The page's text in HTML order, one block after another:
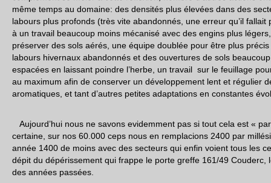
même temps au domaine: des densités plus élevées dans des
labours plus profonds (très vite abandonnés, une erreur qu’il
à un travail beaucoup moins mécanisé avec des engins plus
préserver des sols aérés, une équipe doublée pour être plus
labours hivernaux abandonnés et des ouvertures de sols
espacées en laissant poindre l’herbe, un travail sur le feuillage
au maximum afin de conserver un développement lent et régulier
aromatiques, et tant d’autres petites adaptations en constantes
Aujourd’hui nous ne savons evidemment pas si tout cela est «
certaine, sur nos 60.000 ceps nous en remplacions 2400 par
année 1400 de moins avec des secteurs qui enfin voient tous les
dépit du dépérissement qui frappe le porte greffe 161/49 Couderc,
des années passées.